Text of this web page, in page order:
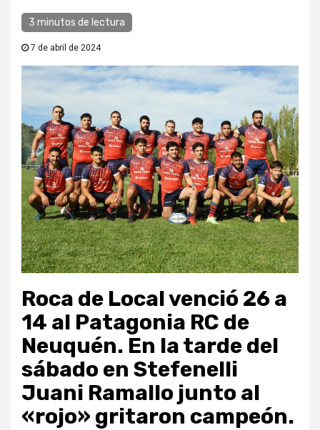
3 minutos de lectura
7 de abril de 2024
Roca de Local venció 26 a
14 al Patagonia RC de
Neuquén. En la tarde del
sábado en Stefenelli
Juani Ramallo junto al
«rojo» gritaron campeón.